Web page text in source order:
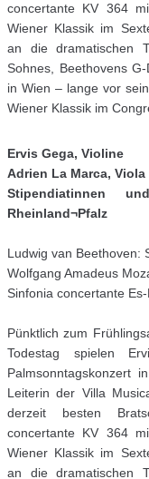
concertante KV 364
Wiener Klassik im
an die dramatischen
Sohnes, Beethovens
in Wien – lange vor
Wiener Klassik im
Ervis Gega, Violine
Adrien La Marca, Viola
Stipendiatinnen
Rheinland¬Pfalz
Ludwig van Beethoven:
Wolfgang Amadeus
Sinfonia concertante
Pünktlich zum
Todestag spielen
Palmsonntagskonzert
Leiterin der Villa
derzeit besten
concertante KV 364
Wiener Klassik im
an die dramatischen